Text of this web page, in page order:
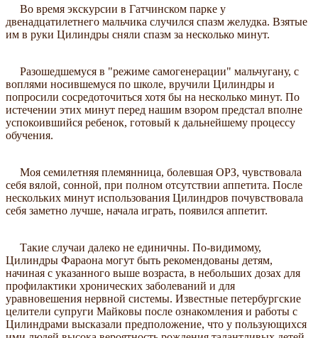
Во время экскурсии в Гатчинском парке у
двенадцатилетнего мальчика случился спазм желудка. Взятые
им в руки Цилиндры сняли спазм за несколько минут.
Разошедшемуся в "режиме самогенерации" мальчугану, с
воплями носившемуся по школе, вручили Цилиндры и
попросили сосредоточиться хотя бы на несколько минут. По
истечении этих минут перед нашим взором предстал вполне
успокоившийся ребенок, готовый к дальнейшему процессу
обучения.
Моя семилетняя племянница, болевшая ОРЗ, чувствовала
себя вялой, сонной, при полном отсутствии аппетита. После
нескольких минут использования Цилиндров почувствовала
себя заметно лучше, начала играть, появился аппетит.
Такие случаи далеко не единичны. По-видимому,
Цилиндры Фараона могут быть рекомендованы детям,
начиная с указанного выше возраста, в небольших дозах для
профилактики хронических заболеваний и для
уравновешения нервной системы. Известные петербургские
целители супруги Майковы после ознакомления и работы с
Цилиндрами высказали предположение, что у пользующихся